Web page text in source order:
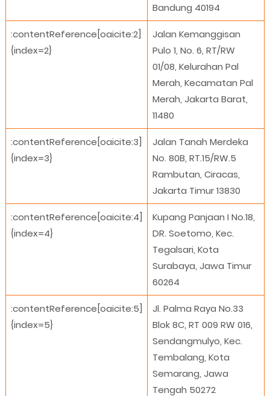
Bandung 40194
:contentReference[oaicite:2]
{index=2}
Jalan Kemanggisan
Pulo 1, No. 6, RT/RW
01/08, Kelurahan Pal
Merah, Kecamatan Pal
Merah, Jakarta Barat,
11480
:contentReference[oaicite:3]
{index=3}
Jalan Tanah Merdeka
No. 80B, RT.15/RW.5
Rambutan, Ciracas,
Jakarta Timur 13830
:contentReference[oaicite:4]
{index=4}
Kupang Panjaan I No.18,
DR. Soetomo, Kec.
Tegalsari, Kota
Surabaya, Jawa Timur
60264
:contentReference[oaicite:5]
{index=5}
Jl. Palma Raya No.33
Blok 8C, RT 009 RW 016,
Sendangmulyo, Kec.
Tembalang, Kota
Semarang, Jawa
Tengah 50272